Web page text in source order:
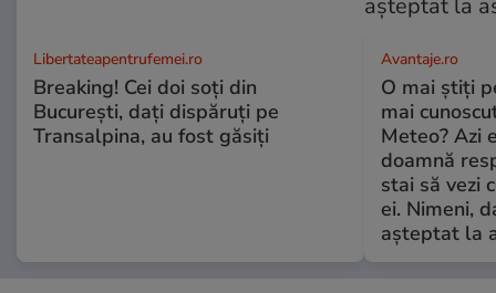
Libertateapentrufemei.ro
Breaking! Cei doi soți din
București, dați dispăruți pe
Transalpina, au fost găsiți
Avantaje.ro
O mai știți
mai
Meteo? Azi
doamnă
stai să vezi
ei. Nimeni,
așteptat la